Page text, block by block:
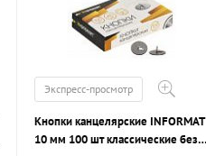
Экспресс-просмотр
Кнопки канцелярские INFORMAT
10 мм 100 шт классические без